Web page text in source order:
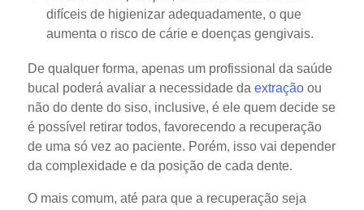
difíceis de higienizar adequadamente, o que
aumenta o risco de cárie e doenças gengivais.
De qualquer forma, apenas um profissional da saúde
bucal poderá avaliar a necessidade da extraçãoou
não do dente do siso, inclusive, é ele quem decide se
é possível retirar todos, favorecendo a recuperação
de uma só vez ao paciente. Porém, isso vai depender
da complexidade e da posição de cada dente.
O mais comum, até para que a recuperação seja